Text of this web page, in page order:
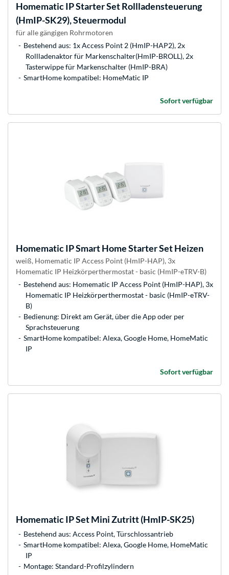
Homematic IPStarter Set Rollladensteuerung
(HmIP-SK29), Steuermodul
für alle gängigen Rohrmotoren
Bestehend aus: 1x Access Point 2 (HmIP-HAP2), 2x
Rollladenaktor für Markenschalter(HmIP-BROLL), 2x
Tasterwippe für Markenschalter (HmIP-BRA)
SmartHome kompatibel: HomeMatic IP
Sofort verfügbar
Homematic IPSmart Home Starter Set Heizen
weiß, Homematic IP Access Point (HmIP-HAP), 3x
Homematic IP Heizkörperthermostat - basic (HmIP-eTRV-B)
Bestehend aus: Homematic IP Access Point (HmIP-HAP), 3x
Homematic IP Heizkörperthermostat - basic (HmIP-eTRV-
B)
Bedienung: Direkt am Gerät, über die App oder per
Sprachsteuerung
SmartHome kompatibel: Alexa, Google Home, HomeMatic
IP
Sofort verfügbar
Homematic IPSet Mini Zutritt (HmIP-SK25)
Bestehend aus: Access Point, Türschlossantrieb
SmartHome kompatibel: Alexa, Google Home, HomeMatic
IP
Montage: Standard-Profilzylindern